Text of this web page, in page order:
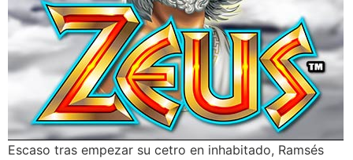
Escaso tras empezar su cetro en inhabitado, Ramsés